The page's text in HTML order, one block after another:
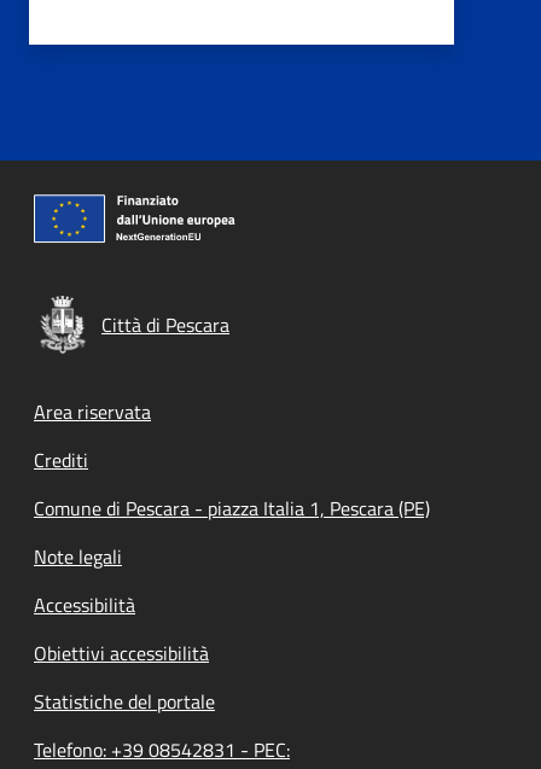
Città di Pescara
Footer menu
Area riservata
Crediti
Comune di Pescara - piazza Italia 1, Pescara (PE)
Note legali
Accessibilità
Obiettivi accessibilità
Statistiche del portale
Telefono: +39 08542831 - PEC: